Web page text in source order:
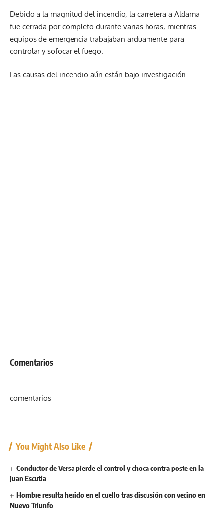
Debido a la magnitud del incendio, la carretera a Aldama
fue cerrada por completo durante varias horas, mientras
equipos de emergencia trabajaban arduamente para
controlar y sofocar el fuego.
Las causas del incendio aún están bajo investigación.
Comentarios
comentarios
You Might Also Like
Conductor de Versa pierde el control y choca contra poste en la
Juan Escutia
Hombre resulta herido en el cuello tras discusión con vecino en
Nuevo Triunfo